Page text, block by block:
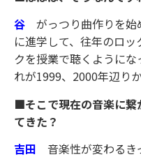
谷 がっつり曲作りを始
に進学して、往年のロ
クを授業で聴くように
れが1999、2000年辺りか
■そこで現在の音楽に繋
てきた？
吉田 音楽性が変わるき